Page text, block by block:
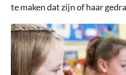
te maken dat zijn of haar